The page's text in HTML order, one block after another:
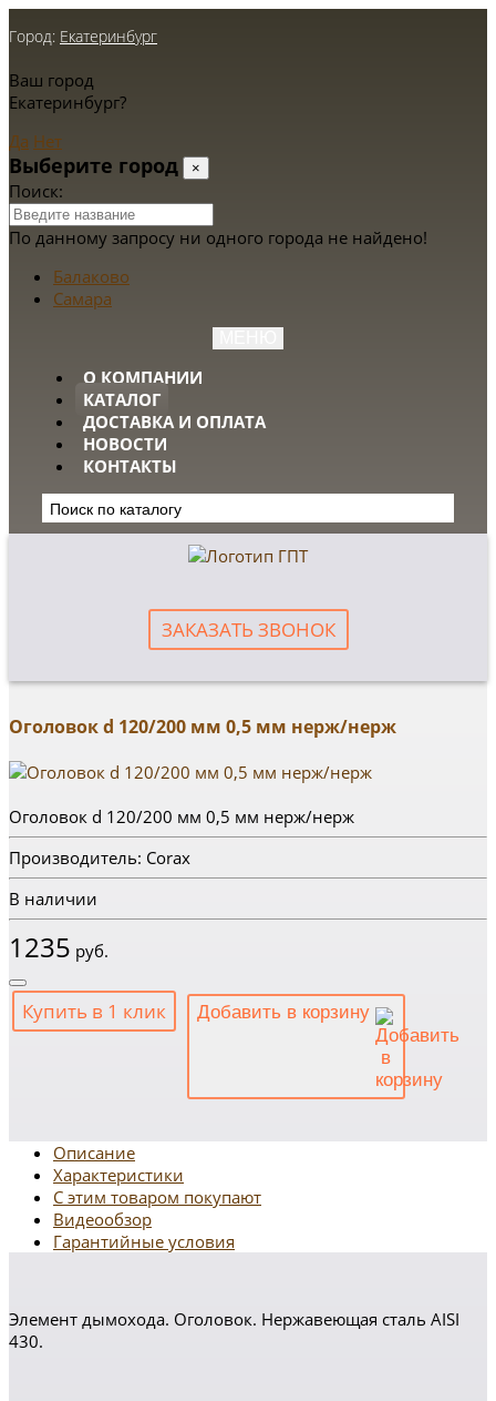
Город: Екатеринбург
Ваш город
Екатеринбург?
Да Нет
Выберите город ×
Поиск:
По данному запросу ни одного города не найдено!
Балаково
Самара
О КОМПАНИИ
КАТАЛОГ
ДОСТАВКА И ОПЛАТА
НОВОСТИ
КОНТАКТЫ
ЗАКАЗАТЬ ЗВОНОК
Оголовок d 120/200 мм 0,5 мм нерж/нерж
Оголовок d 120/200 мм 0,5 мм нерж/нерж
Производитель: Corax
В наличии
1235 руб.
Купить в 1 клик Добавить в корзину
Описание
Характеристики
С этим товаром покупают
Видеообзор
Гарантийные условия
Элемент дымохода. Оголовок. Нержавеющая сталь AISI
430.